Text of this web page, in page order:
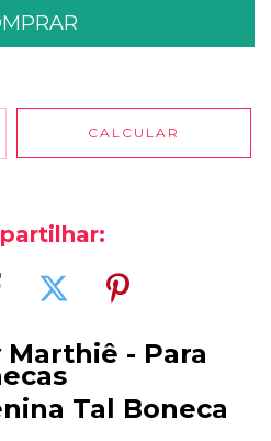
CALCULAR
- Para
Tal Boneca